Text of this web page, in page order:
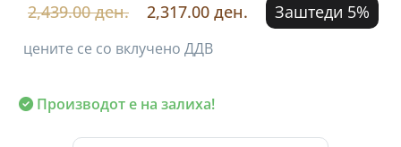
2,439.00 ден. 2,317.00 ден. Заштеди 5%
цените се со вклучено ДДВ
Производот е на залиха!